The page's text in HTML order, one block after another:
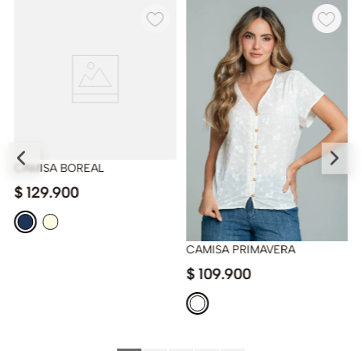
CAMISA BOREAL
$ 129.900
CAMISA PRIMAVERA
$ 109.900